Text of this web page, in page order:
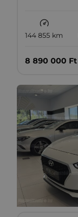
144 855 km
8‏‏‎ ‎890‏‏‎ ‎000 Ft